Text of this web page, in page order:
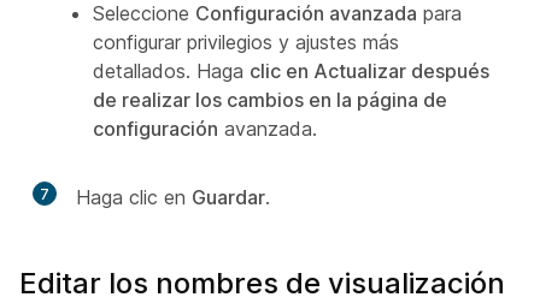
Seleccione Configuración avanzada para
configurar privilegios y ajustes más
detallados. Haga clic en Actualizar después
de realizar los cambios en la página de
configuración avanzada.
7 Haga clic en Guardar.
Editar los nombres de visualización